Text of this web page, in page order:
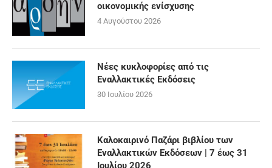
οικονομικής ενίσχυσης
4 Αυγούστου 2026
Νέες κυκλοφορίες από τις
Εναλλακτικές Εκδόσεις
30 Ιουλίου 2026
Καλοκαιρινό Παζάρι βιβλίου των
Εναλλακτικών Εκδόσεων | 7 έως 31
Ιουλίου 2026